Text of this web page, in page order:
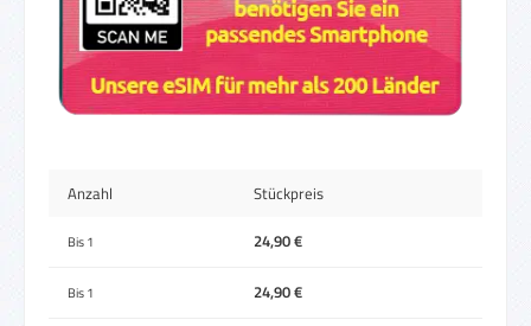
Anzahl Stückpreis
Bis1 24,90 €
Bis1 24,90 €